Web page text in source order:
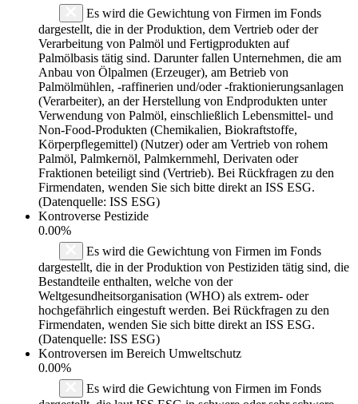
Es wird die Gewichtung von Firmen im Fonds
dargestellt, die in der Produktion, dem Vertrieb oder der
Verarbeitung von Palmöl und Fertigprodukten auf
Palmölbasis tätig sind. Darunter fallen Unternehmen, die am
Anbau von Ölpalmen (Erzeuger), am Betrieb von
Palmölmühlen, -raffinerien und/oder -fraktionierungsanlagen
(Verarbeiter), an der Herstellung von Endprodukten unter
Verwendung von Palmöl, einschließlich Lebensmittel- und
Non-Food-Produkten (Chemikalien, Biokraftstoffe,
Körperpflegemittel) (Nutzer) oder am Vertrieb von rohem
Palmöl, Palmkernöl, Palmkernmehl, Derivaten oder
Fraktionen beteiligt sind (Vertrieb). Bei Rückfragen zu den
Firmendaten, wenden Sie sich bitte direkt an ISS ESG.
(Datenquelle: ISS ESG)
Kontroverse Pestizide
0.00%
Es wird die Gewichtung von Firmen im Fonds
dargestellt, die in der Produktion von Pestiziden tätig sind, die
Bestandteile enthalten, welche von der
Weltgesundheitsorganisation (WHO) als extrem- oder
hochgefährlich eingestuft werden. Bei Rückfragen zu den
Firmendaten, wenden Sie sich bitte direkt an ISS ESG.
(Datenquelle: ISS ESG)
Kontroversen im Bereich Umweltschutz
0.00%
Es wird die Gewichtung von Firmen im Fonds